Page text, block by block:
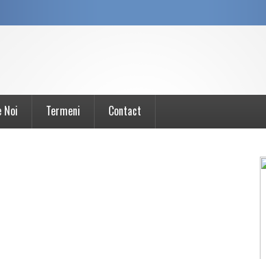
Noi Termeni Contact